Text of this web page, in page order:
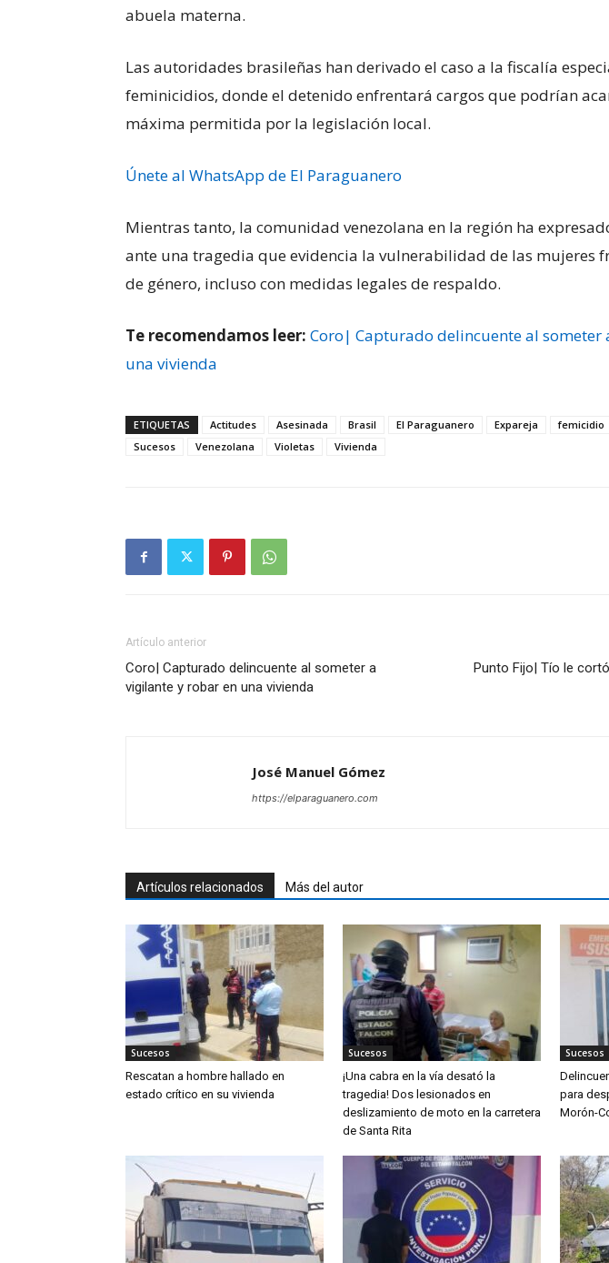
abuela materna.
Las autoridades brasileñas han derivado el caso a la fiscalía
feminicidios, donde el detenido enfrentará cargos que podrían
máxima permitida por la legislación local.
Únete al WhatsApp de El Paraguanero
Mientras tanto, la comunidad venezolana en la región ha
ante una tragedia que evidencia la vulnerabilidad de las mujeres
de género, incluso con medidas legales de respaldo.
Te recomendamos leer: Coro| Capturado delincuente al someter
una vivienda
ETIQUETAS Actitudes Asesinada Brasil El Paraguanero Expareja femicidio
Sucesos
Venezolana Violetas Vivienda
Artículo anterior
Coro| Capturado delincuente al someter a
vigilante y robar en una vivienda
Punto Fijo| Tío le
José Manuel Gómez
https://elparaguanero.com
Artículos relacionados Más del autor
Sucesos
Rescatan a hombre hallado en
estado crítico en su vivienda
Sucesos
¡Una cabra en la vía desató la
tragedia! Dos lesionados en
deslizamiento de moto en la carretera
de Santa Rita
Sucesos
para
Morón-